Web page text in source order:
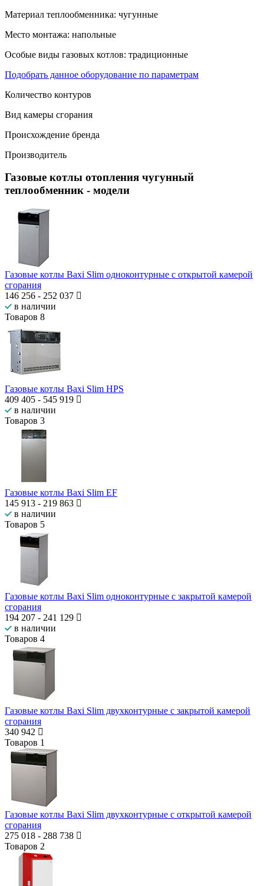
Материал теплообменника: чугунные
Место монтажа: напольные
Особые виды газовых котлов: традиционные
Подобрать данное оборудование по параметрам
Количество контуров
Вид камеры сгорания
Происхождение бренда
Производитель
Газовые котлы отопления чугунный
теплообменник - модели
Газовые котлы Baxi Slim одноконтурные с открытой камерой
сгорания
146 256 - 252 037
в наличии
Товаров 8
Газовые котлы Baxi Slim HPS
409 405 - 545 919
в наличии
Товаров 3
Газовые котлы Baxi Slim EF
145 913 - 219 863
в наличии
Товаров 5
Газовые котлы Baxi Slim одноконтурные с закрытой камерой
сгорания
194 207 - 241 129
в наличии
Товаров 4
Газовые котлы Baxi Slim двухконтурные с закрытой камерой
сгорания
340 942
Товаров 1
Газовые котлы Baxi Slim двухконтурные c открытой камерой
сгорания
275 018 - 288 738
Товаров 2